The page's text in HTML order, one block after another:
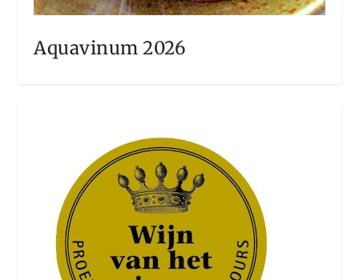
Aquavinum 2026